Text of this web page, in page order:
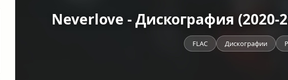
Neverlove - Дискография (2020-
FLAC Дискографии